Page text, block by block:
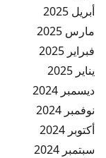
أبريل 2025
مارس 2025
فبراير 2025
يناير 2025
ديسمبر 2024
نوفمبر 2024
أكتوبر 2024
سبتمبر 2024